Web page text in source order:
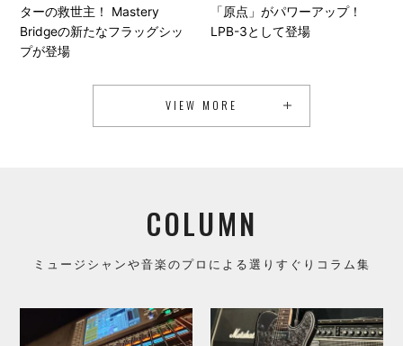
ターの救世主！ Mastery
Bridgeの新たなフラッグシッ
プが登場
「原点」がパワーアップ！
LPB-3として登場
VIEW MORE
COLUMN
ミュージシャンや音楽のプロによる選りすぐりコラム集